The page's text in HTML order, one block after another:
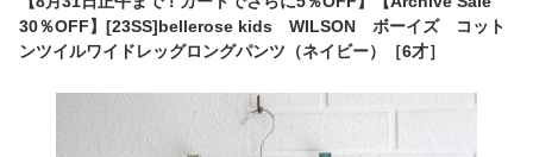
30％OFF】[23SS]bellerose kids WILSON ボーイズ コット
ンツイルワイドレッグロングパンツ（ネイビー）［6才］